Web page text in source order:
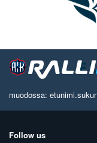
muodossa:
Follow us